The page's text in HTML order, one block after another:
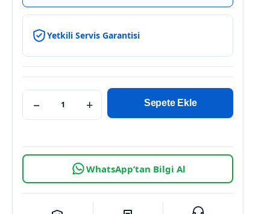
Yetkili Servis Garantisi
− + Sepete Ekle
WhatsApp’tan Bilgi Al